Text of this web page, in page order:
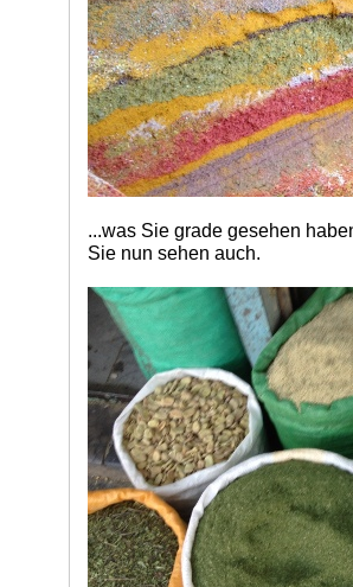
...was Sie grade gesehen
Sie nun sehen auch.